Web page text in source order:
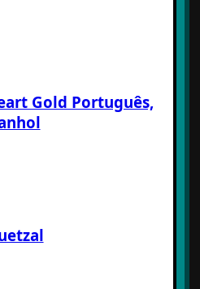
Gold Português,